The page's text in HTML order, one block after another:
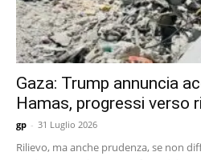
Gaza: Trump annuncia
Hamas, progressi verso
gp - 31 Luglio 2026
Rilievo, ma anche prudenza, se non